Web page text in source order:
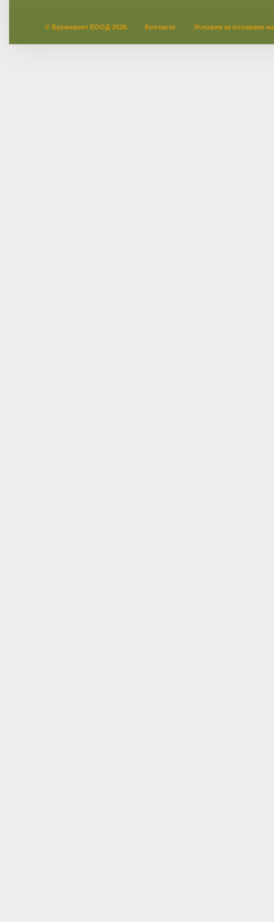
© Букинвент ЕООД 2026 Контакти Условия за ползване